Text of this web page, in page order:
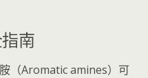
南
（Aromatic amines）可